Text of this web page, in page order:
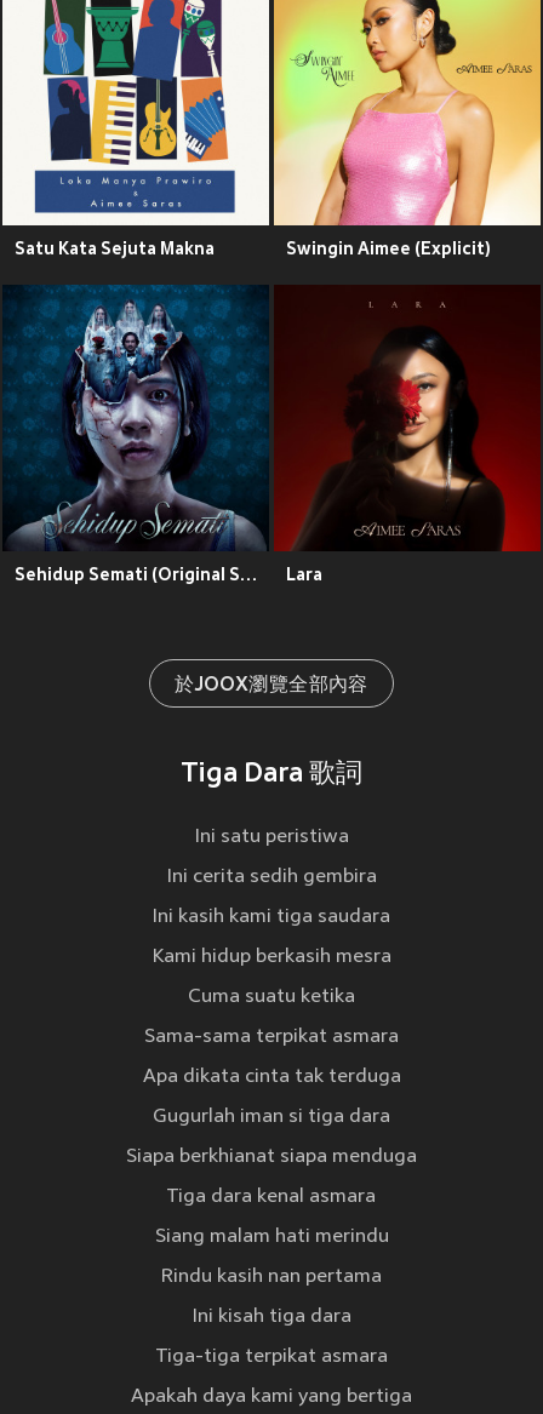
Satu Kata Sejuta Makna Swingin Aimee (Explicit)
Sehidup Semati (Original Soundtrack) Lara
於JOOX瀏覽全部內容
Tiga Dara 歌詞
Ini satu peristiwa
Ini cerita sedih gembira
Ini kasih kami tiga saudara
Kami hidup berkasih mesra
Cuma suatu ketika
Sama-sama terpikat asmara
Apa dikata cinta tak terduga
Gugurlah iman si tiga dara
Siapa berkhianat siapa menduga
Tiga dara kenal asmara
Siang malam hati merindu
Rindu kasih nan pertama
Ini kisah tiga dara
Tiga-tiga terpikat asmara
Apakah daya kami yang bertiga